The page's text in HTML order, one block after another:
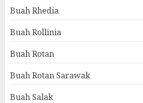
Buah Rhedia
Buah Rollinia
Buah Rotan
Buah Rotan Sarawak
Buah Salak